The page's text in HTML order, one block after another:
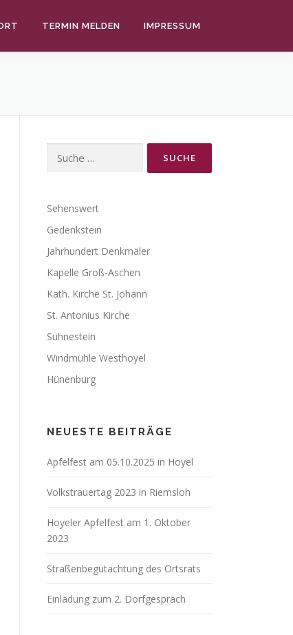
TERMIN MELDEN IMPRESSUM
nach:
Sehenswert
Gedenkstein
Jahrhundert Denkmäler
Kapelle Groß-Aschen
Kath. Kirche St. Johann
St. Antonius Kirche
Sühnestein
Windmühle Westhoyel
Hünenburg
NEUESTE BEITRÄGE
Apfelfest am 05.10.2025 in Hoyel
Volkstrauertag 2023 in Riemsloh
Hoyeler Apfelfest am 1. Oktober
2023
Straßenbegutachtung des Ortsrats
Einladung zum 2. Dorfgespräch